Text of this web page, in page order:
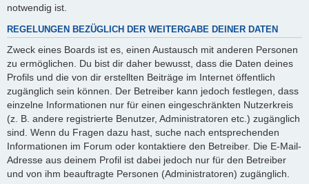
notwendig ist.
REGELUNGEN BEZÜGLICH DER WEITERGABE DEINER DATEN
Zweck eines Boards ist es, einen Austausch mit anderen Personen
zu ermöglichen. Du bist dir daher bewusst, dass die Daten deines
Profils und die von dir erstellten Beiträge im Internet öffentlich
zugänglich sein können. Der Betreiber kann jedoch festlegen, dass
einzelne Informationen nur für einen eingeschränkten Nutzerkreis
(z. B. andere registrierte Benutzer, Administratoren etc.) zugänglich
sind. Wenn du Fragen dazu hast, suche nach entsprechenden
Informationen im Forum oder kontaktiere den Betreiber. Die E-Mail-
Adresse aus deinem Profil ist dabei jedoch nur für den Betreiber
und von ihm beauftragte Personen (Administratoren) zugänglich.